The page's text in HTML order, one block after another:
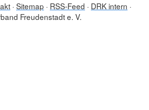
Sitemap RSS-Feed
DRK intern
Freudenstadt e. V.